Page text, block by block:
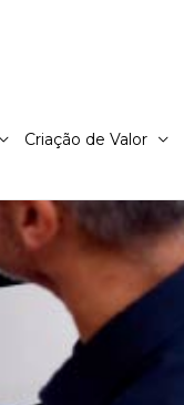
Criação de Valor